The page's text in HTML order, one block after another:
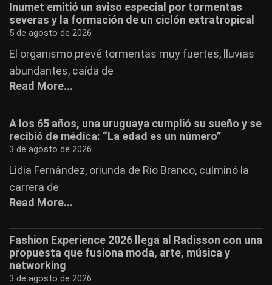
Inumet emitió un aviso especial por tormentas
severas y la formación de un ciclón extratropical
5 de agosto de 2026
El organismo prevé tormentas muy fuertes, lluvias
abundantes, caída de
Read More...
A los 65 años, una uruguaya cumplió su sueño y se
recibió de médica: “La edad es un número”
3 de agosto de 2026
Lidia Fernández, oriunda de Río Branco, culminó la
carrera de
Read More...
Fashion Experience 2026 llega al Radisson con una
propuesta que fusiona moda, arte, música y
networking
3 de agosto de 2026